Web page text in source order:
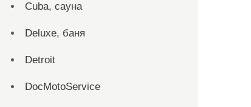
Cuba, сауна
Deluxe, баня
Detroit
DocMotoService